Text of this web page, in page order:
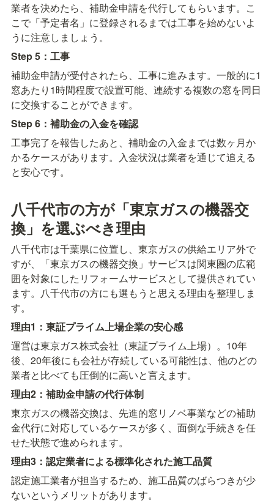
業者を決めたら、補助金申請を代行してもらいます。こ
こで「予定者名」に登録されるまでは工事を始めないよ
うに注意しましょう。
Step 5：工事
補助金申請が受付されたら、工事に進みます。一般的に1
窓あたり1時間程度で設置可能、連続する複数の窓を同日
に交換することができます。
Step 6：補助金の入金を確認
工事完了を報告したあと、補助金の入金までは数ヶ月か
かるケースがあります。入金状況は業者を通じて追える
と安心です。
八千代市の方が「東京ガスの機器交
換」を選ぶべき理由
八千代市は千葉県に位置し、東京ガスの供給エリア外で
すが、「東京ガスの機器交換」サービスは関東圏の広範
囲を対象にしたリフォームサービスとして提供されてい
ます。八千代市の方にも選もうと思える理由を整理しま
す。
理由1：東証プライム上場企業の安心感
運営は東京ガス株式会社（東証プライム上場）。10年
後、20年後にも会社が存続している可能性は、他のどの
業者と比べても圧倒的に高いと言えます。
理由2：補助金申請の代行体制
東京ガスの機器交換は、先進的窓リノベ事業などの補助
金代行に対応しているケースが多く、面倒な手続きを任
せた状態で進められます。
理由3：認定業者による標準化された施工品質
認定施工業者が担当するため、施工品質のばらつきが少
ないというメリットがあります。